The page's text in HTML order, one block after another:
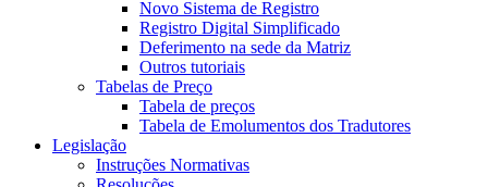
Novo Sistema de Registro
Registro Digital Simplificado
Deferimento na sede da Matriz
Outros tutoriais
Tabelas de Preço
Tabela de preços
Tabela de Emolumentos dos Tradutores
Legislação
Instruções Normativas